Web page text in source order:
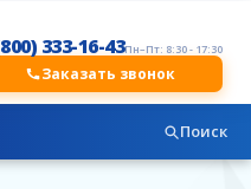
333-16-43Пн–Пт: 8:30 - 17:30
Заказать звонок
Поиск